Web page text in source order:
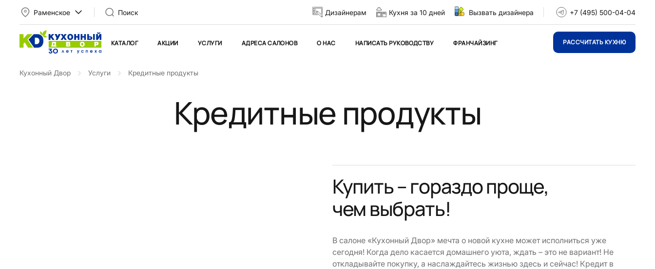
Раменское Поиск Дизайнерам Кухня за 10 дней Вызвать дизайнера +7 (495) 500-04-04
КАТАЛОГ АКЦИИ УСЛУГИ АДРЕСА САЛОНОВ О НАС НАПИСАТЬ РУКОВОДСТВУ ФРАНЧАЙЗИНГ РАССЧИТАТЬ КУХНЮ
Кухонный Двор Услуги Кредитные продукты
Кредитные продукты
Купить – гораздо проще,
чем выбрать!
В салоне «Кухонный Двор» мечта о новой кухне может исполниться уже
сегодня! Когда дело касается домашнего уюта, ждать – это не вариант! Не
откладывайте покупку, а наслаждайтесь жизнью здесь и сейчас! Кредит в